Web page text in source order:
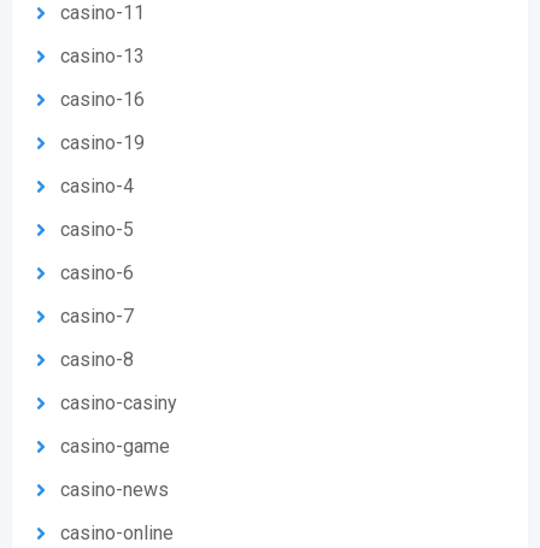
casino-11
casino-13
casino-16
casino-19
casino-4
casino-5
casino-6
casino-7
casino-8
casino-casiny
casino-game
casino-news
casino-online